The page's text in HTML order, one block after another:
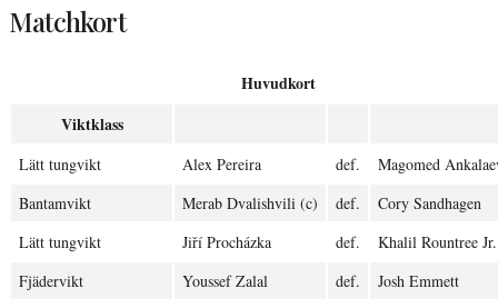
Matchkort
Huvudkort
Viktklass
Lätt tungvikt Alex Pereira def.
Magomed
Bantamvikt
Merab Dvalishvili (c) def.
Cory Sandhagen
Lätt tungvikt
Jiří Procházka def.
Khalil Rountree Jr.
Fjädervikt
Youssef Zalal def.
Josh Emmett